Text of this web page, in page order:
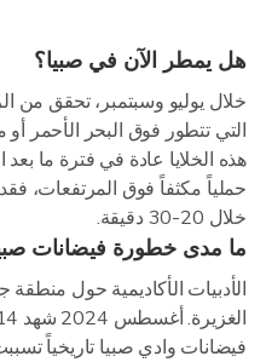
هل يمطر الآن في صبيا؟
خلال يوليو وسبتمبر، تحقق من
التي تتطور فوق البحر الأحمر
هذه الخلايا عادة في فترة ما بعد
حملياً مكثفاً فوق المرتفعات،
خلال 20-30 دقيقة.
ما مدى خطورة فيضانات
الأدبيات الأكاديمية حول
فيضانات وادي صبيا تاريخياً